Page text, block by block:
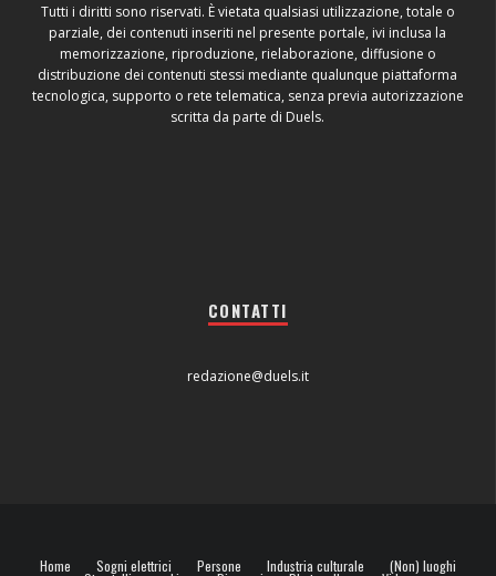
Tutti i diritti sono riservati. È vietata qualsiasi utilizzazione, totale o
parziale, dei contenuti inseriti nel presente portale, ivi inclusa la
memorizzazione, riproduzione, rielaborazione, diffusione o
distribuzione dei contenuti stessi mediante qualunque piattaforma
tecnologica, supporto o rete telematica, senza previa autorizzazione
scritta da parte di Duels.
CONTATTI
redazione@duels.it
Home Sogni elettrici Persone Industria culturale (Non) luoghi